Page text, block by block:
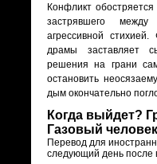
Конфликт
застрявшего между
агрессивной
драмы заставляет
решения на грани
остановить
дым окончательно
Когда выйдет?
Газовый
Перевод для
следующий день после